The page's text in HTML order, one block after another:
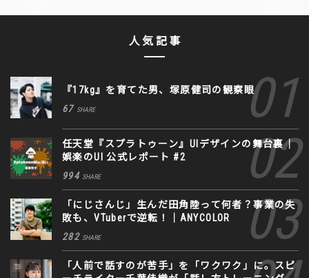
人気記事
『17kg』を育てた男、塚原健司の観察眼
67 SHARE
任天堂『スプラトゥーン』UIデザインの舞台裏｜
娯楽のUI 公式レポート #2
994 SHARE
「にじさんじ」生んだ田角陸って何者？事業の失
敗も、VTuberで逆転！｜ANYCOLOR
282 SHARE
「人前で話すのが苦手」を「ワクワク」に。スピ